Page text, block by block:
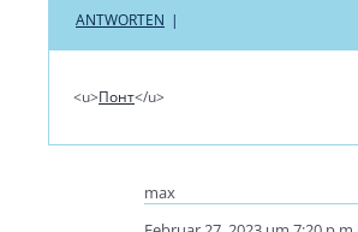
ANTWORTEN |
<u>Понт</u>
max